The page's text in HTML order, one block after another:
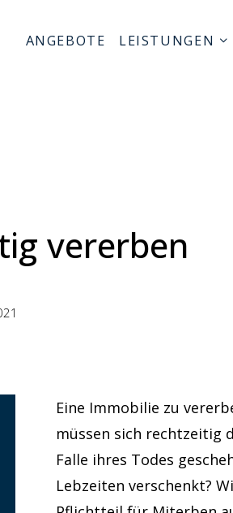
ANGEBOTE LEISTUNGEN
vererben
Eine Immobilie zu
müssen sich rechtzeitig
Falle ihres Todes
Lebzeiten verschenkt?